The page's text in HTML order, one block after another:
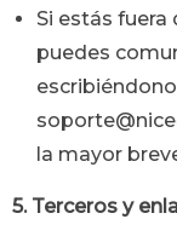
Si estás
puedes
la mayor
5. Terceros y